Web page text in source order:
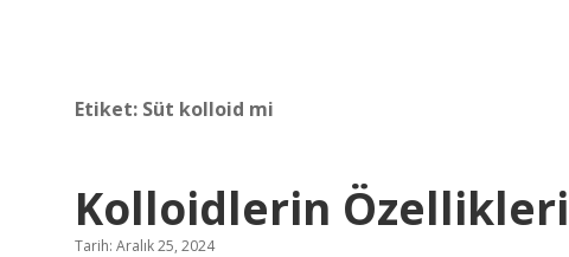
Etiket: Süt kolloid mi
Kolloidlerin
Tarih: Aralık 25, 2024